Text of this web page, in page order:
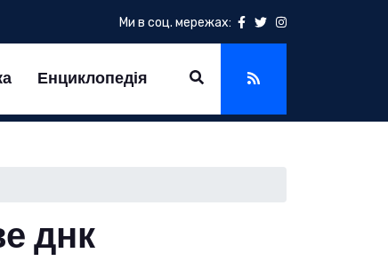
Ми в соц. мережах:
Енциклопедія
днк